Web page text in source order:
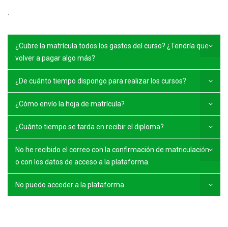
¿Cubre la matrícula todos los gastos del curso? ¿Tendría que
volver a pagar algo más?
¿De cuánto tiempo dispongo para realizar los cursos?
¿Cómo envío la hoja de matrícula?
¿Cuánto tiempo se tarda en recibir el diploma?
No he recibido el correo con la confirmación de matriculación
o con los datos de acceso a la plataforma.
No puedo acceder a la plataforma